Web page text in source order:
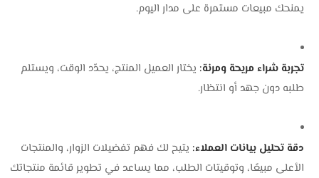
يمنحك مبيعات مستمرة على مدار اليوم.
تجربة شراء مريحة ومرنة: يختار العميل المنتج، يحدّد الوقت، ويستلم
طلبه دون جهد أو انتظار.
دقة تحليل بيانات العملاء: يتيح لك فهم تفضيلات الزوار، والمنتجات
الأعلى مبيعًا، وتوقيتات الطلب، مما يساعد في تطوير قائمة منتجاتك